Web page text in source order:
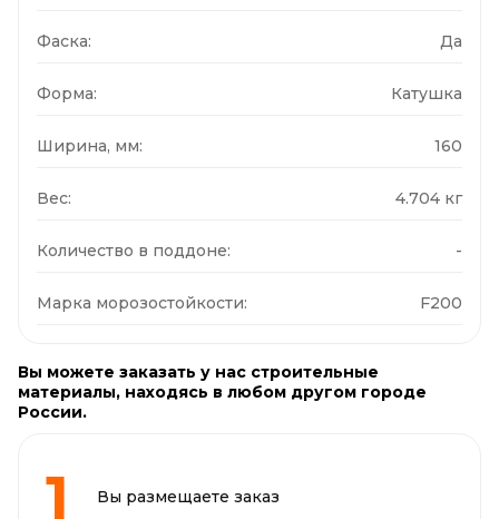
Фаска: Да
Форма: Катушка
Ширина, мм: 160
Вес: 4.704 кг
Количество в поддоне: -
Марка морозостойкости: F200
Вы можете заказать у нас строительные
материалы, находясь в любом другом городе
России.
Вы размещаете заказ